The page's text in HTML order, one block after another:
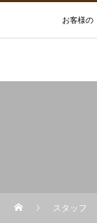
お客様の
スタッフ